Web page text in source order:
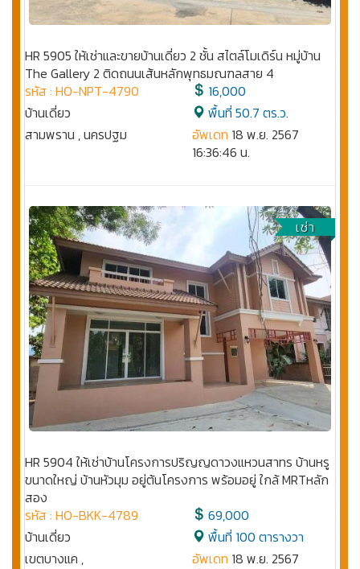
HR 5905 ให้เช่าและขายบ้านเดี่ยว 2 ชั้น สไตล์โมเดิร์น หมู่บ้าน
The Gallery 2 ติดถนนเส้นหลักพุทธมณฑลสาย 4
รหัส : HO-NPT-4790
บ้านเดี่ยว
สามพราน , นครปฐม
16,000
พื้นที่ 50.7 ตร.ว.
อัพเดท 18 พ.ย. 2567
16:36:46 น.
เช่า
HR 5904 ให้เช่าบ้านโครงการปริญญดาวงแหวนสาทร บ้านหรู
ขนาดใหญ่ บ้านหัวมุม อยู่ต้นโครงการ พร้อมอยู่ ใกล้ MRTหลัก
สอง
รหัส : HO-BKK-4789
บ้านเดี่ยว
เขตบางแค ,
69,000
พื้นที่ 100 ตารางวา
อัพเดท 18 พ.ย. 2567